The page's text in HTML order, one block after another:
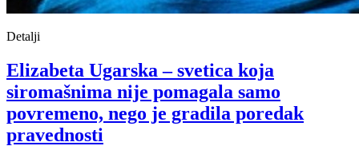
Detalji
Elizabeta Ugarska – svetica koja
siromašnima nije pomagala samo
povremeno, nego je gradila poredak
pravednosti